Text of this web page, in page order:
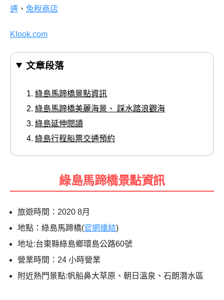
通 、 免稅商店
Klook.com
文章段落
綠島馬蹄橋景點資訊
綠島馬蹄橋美麗海景、 踩水踏浪觀海
綠島延伸閱讀
綠島行程船票交通預約
綠島馬蹄橋景點資訊
旅遊時間：2020 8月
地點：綠島馬蹄橋(官網連結)
地址:台東縣綠島鄉環島公路60號
營業時間：24 小時營業
附近熱門景點:帆船鼻大草原、朝日溫泉、石朗潛水區